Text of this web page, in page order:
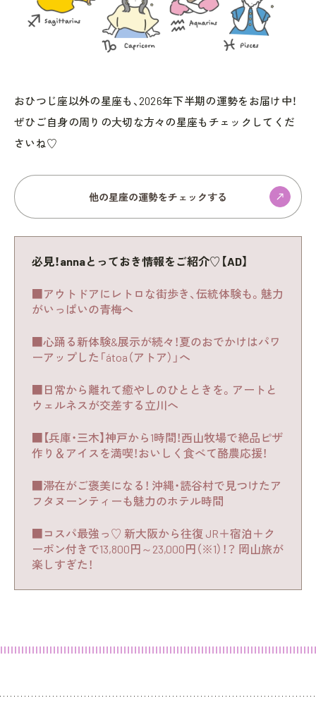
おひつじ座以外の星座も、2026年下半期の運勢をお届け中！
ぜひご自身の周りの大切な方々の星座もチェックしてくだ
さいね♡
他の星座の運勢をチェックする
必見！annaとっておき情報をご紹介♡【AD】
■アウトドアにレトロな街歩き、伝統体験も。魅力
がいっぱいの青梅へ
■心踊る新体験&展示が続々！夏のおでかけはパワ
ーアップした「átoa（アトア）」へ
■日常から離れて癒やしのひとときを。アートと
ウェルネスが交差する立川へ
■【兵庫・三木】神戸から1時間！西山牧場で絶品ピザ
作り＆アイスを満喫！おいしく食べて酪農応援！
■滞在がご褒美になる！ 沖縄・読谷村で見つけたア
フタヌーンティーも魅力のホテル時間
■コスパ最強っ♡ 新大阪から往復 JR＋宿泊＋ク
ーポン付きで13,800円～23,000円（※1）！？ 岡山旅が
楽しすぎた！